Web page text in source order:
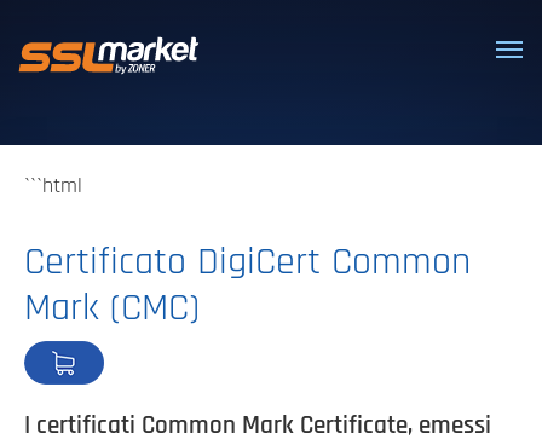
```html
Certificato DigiCert Common
Mark (CMC)
I certificati Common Mark Certificate, emessi